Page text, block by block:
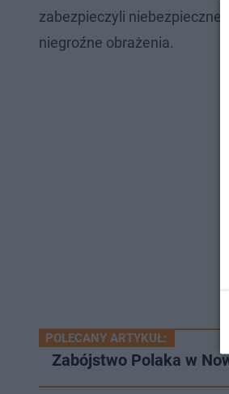
zabezpieczyli niebezpieczne
niegroźne obrażenia.
POLECANY ARTYKUŁ:
Zabójstwo Polaka w